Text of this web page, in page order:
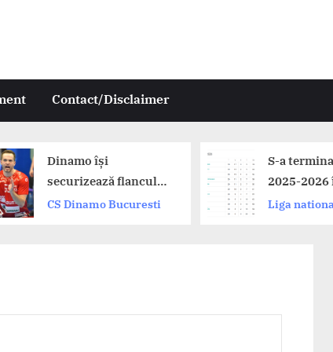
Contact/Disclaimer
își
flancul
Andrii
a prelungit
Dinamo Bucuresti
S-a terminat sezonul
2025-2026 în Liga
Zimbrilor. Dinamo,
Liga nationala de